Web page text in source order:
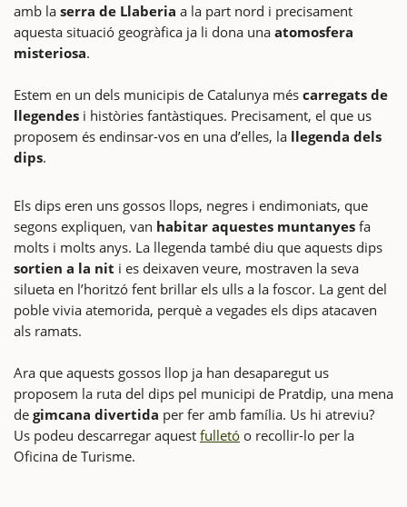
amb la serra de Llaberia a la part nord i precisament
aquesta situació geogràfica ja li dona una atomosfera
misteriosa.
Estem en un dels municipis de Catalunya més carregats de
llegendes i històries fantàstiques. Precisament, el que us
proposem és endinsar-vos en una d’elles, la llegenda dels
dips.
Els dips eren uns gossos llops, negres i endimoniats, que
segons expliquen, van habitar aquestes muntanyes fa
molts i molts anys. La llegenda també diu que aquests dips
sortien a la nit i es deixaven veure, mostraven la seva
silueta en l’horitzó fent brillar els ulls a la foscor. La gent del
poble vivia atemorida, perquè a vegades els dips atacaven
als ramats.
Ara que aquests gossos llop ja han desaparegut us
proposem la ruta del dips pel municipi de Pratdip, una mena
de gimcana divertida per fer amb família. Us hi atreviu?
Us podeu descarregar aquest fulletó o recollir-lo per la
Oficina de Turisme.